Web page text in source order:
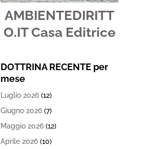
AMBIENTEDIRITT
O.IT Casa Editrice
DOTTRINA RECENTE per
mese
Luglio 2026 (12)
Giugno 2026 (7)
Maggio 2026 (12)
Aprile 2026 (10)